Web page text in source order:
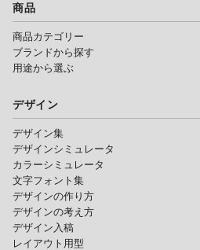
商品
商品カテゴリー
ブランドから探す
用途から選ぶ
デザイン
デザイン集
デザインシミュレータ
カラーシミュレータ
文字フォント集
デザインの作り方
デザインの考え方
デザイン入稿
レイアウト用型